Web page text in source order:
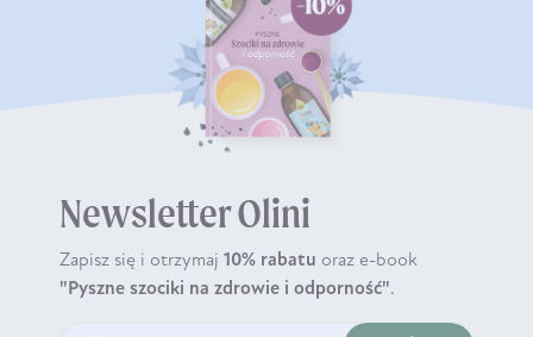
Newsletter Olini
Zapisz się i otrzymaj 10% rabatu oraz e-book
"Pyszne szociki na zdrowie i odporność".